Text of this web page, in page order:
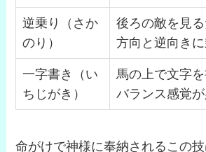
逆乗り（さか
のり）
後ろの敵を見
方向と逆向き
一字書き（い
ちじがき）
馬の上で文字
バランス感覚
命がけで神様に奉納されるこの